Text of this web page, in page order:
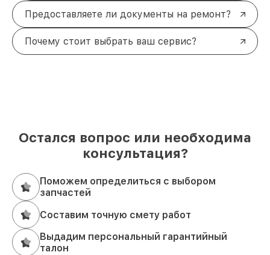
Предоставляете ли документы на ремонт?
Почему стоит выбрать ваш сервис?
Остался вопрос или необходима
консультация?
Поможем определиться с выбором
запчастей
Составим точную смету работ
Выдадим персональный гарантийный
талон